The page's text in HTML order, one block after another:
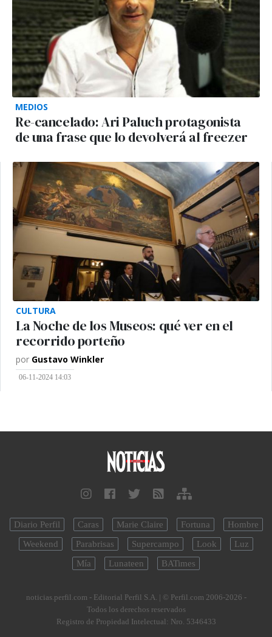
MEDIOS
Re-cancelado: Ari Paluch protagonista
de una frase que lo devolverá al freezer
CULTURA
La Noche de los Museos: qué ver en el
recorrido porteño
por Gustavo Winkler
06-11-2024 14:03
Diario Perfil Caras Marie Claire Fortuna
Hombre
Weekend
Parabrisas Supercampo Look
Luz
Mía
Lunateen BATimes
noticias.perfil.com - Editorial Perfil S.A. | © Perfil.com 2006-2026 -
Todos los derechos reservados
Registro de Propiedad Intelectual: Nro. 5346433